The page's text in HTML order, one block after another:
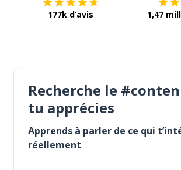
177k d’avis 1,47
Recherche le
tu apprécies
Apprends à parler de ce qui
réellement